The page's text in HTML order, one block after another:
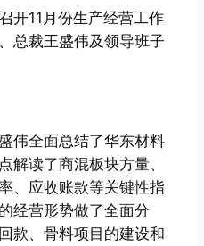
开11月份生产经营工作
总裁王盛伟及领导班子
伟全面总结了华东材料
解读了商混板块方量、
、应收账款等关键性指
经营形势做了全面分
款、骨料项目的建设和